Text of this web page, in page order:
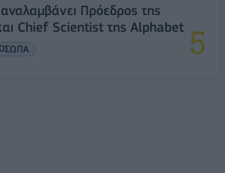
Πρόεδρος της
Chief Scientist της Alphabet